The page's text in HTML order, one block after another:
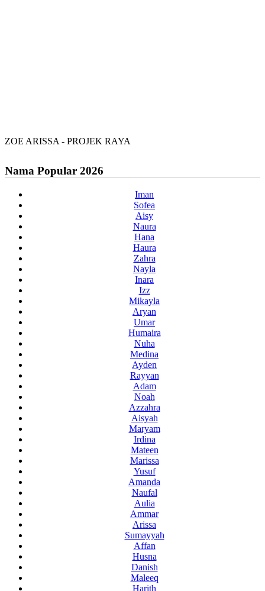
ZOE ARISSA - PROJEK RAYA
Nama Popular 2026
Iman
Sofea
Aisy
Naura
Hana
Haura
Zahra
Nayla
Inara
Izz
Mikayla
Aryan
Umar
Humaira
Nuha
Medina
Ayden
Rayyan
Adam
Noah
Azzahra
Aisyah
Maryam
Irdina
Mateen
Marissa
Yusuf
Amanda
Naufal
Aulia
Ammar
Arissa
Sumayyah
Affan
Husna
Danish
Maleeq
Harith